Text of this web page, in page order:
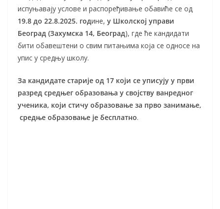
испуњавају услове и распоређивање обавиће се од
19.8 до 22.8.2025. године, у Школској управи
Београд (Захумска 14, Београд), где ће кандидати
бити обавештени о свим питањима која се односе на
упис у средњу школу.
За кандидате старије од 17 који се уписују у први
разред средњег образовања у својству ванредног
ученика, који стичу образовање за прво занимање,
средње образовање је бесплатно.